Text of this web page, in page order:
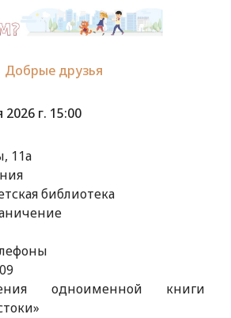
Добрые друзья
г. 15:00
11а
библиотека
одноименной книги